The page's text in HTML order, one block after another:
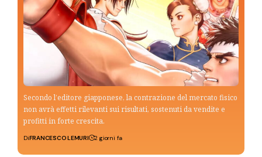
Secondo l’editore giapponese, la contrazione del mercato fisico
non avrà effetti rilevanti sui risultati, sostenuti da vendite e
profitti in forte crescita.
DiFRANCESCO LEMURI 2 giorni fa